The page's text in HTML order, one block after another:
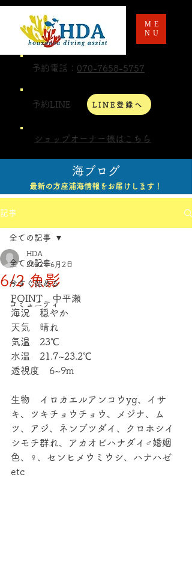
予約電話： 070-7658-5757
予約LINE LINE登録へ
ショップオーナー様はこちら
ME
NU
海ブログ
最新の方座浦海情報をお届けします！
記事
全ての記事
今すぐ始める
コミュニティ
全ての記事
6/2 魚影
HDA
2022年6月2日
POINT　中平瀬
海況　穏やか
天気　晴れ
気温　23℃
水温　21.7~23.2℃
透視度　6~9m
生物　イロカエルアンコウyg、イサ
キ、ツキチョウチョウ、メジナ、ム
ツ、アジ、ネンブツダイ、クロホシイ
シモチ群れ、アカオビハナダイ♂婚姻
色、♀、センヒメウミウシ、ハナハゼ
etc